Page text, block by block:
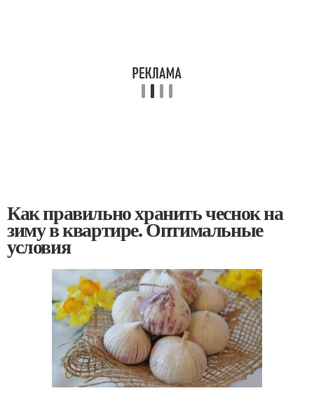
Как правильно хранить чеснок на
зиму в квартире. Оптимальные
условия